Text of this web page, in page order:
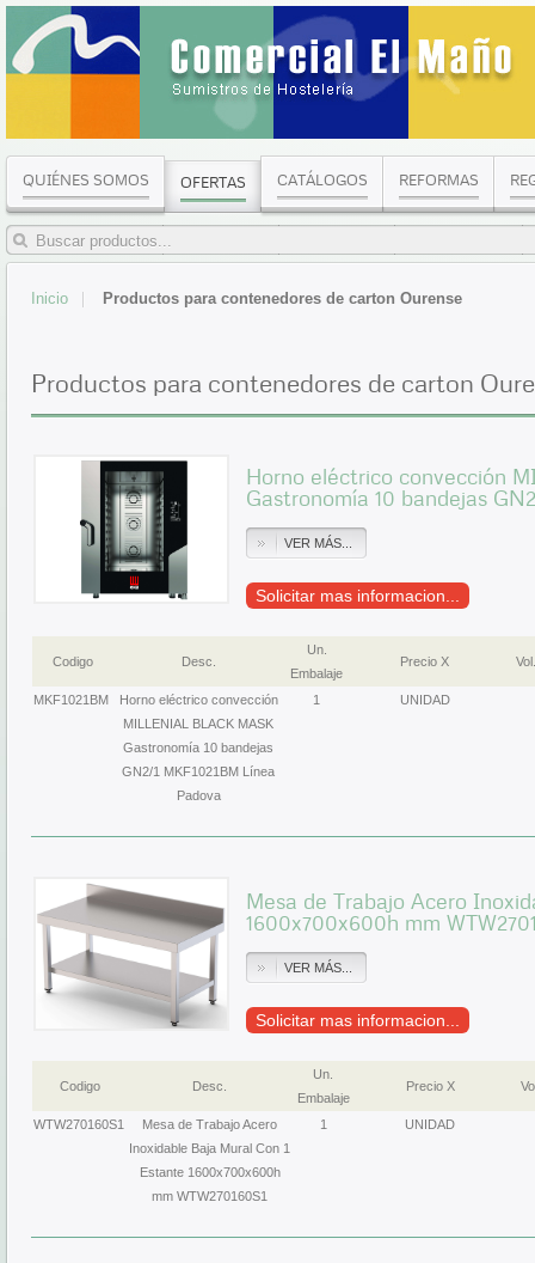
QUIÉNES SOMOS OFERTAS CATÁLOGOS REFORMAS
Inicio Productos para contenedores de carton Ourense
Productos para contenedores de carton
Horno eléctrico convección
Gastronomía 10 bandejas
VER MÁS...
Solicitar mas informacion...
Codigo Desc.
Un.
Embalaje
Precio X Vol.
MKF1021BM
Horno eléctrico convección
MILLENIAL BLACK MASK
Gastronomía 10 bandejas
GN2/1 MKF1021BM Línea
Padova
1 UNIDAD
Mesa de Trabajo Acero
1600x700x600h mm
VER MÁS...
Solicitar mas informacion...
Codigo Desc.
Un.
Embalaje
Precio X
WTW270160S1
Mesa de Trabajo Acero
Inoxidable Baja Mural Con 1
Estante 1600x700x600h
mm WTW270160S1
1 UNIDAD